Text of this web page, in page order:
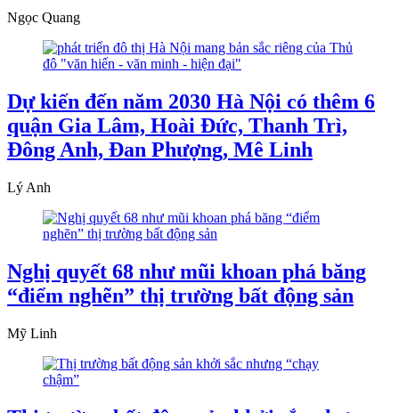
Ngọc Quang
Dự kiến đến năm 2030 Hà Nội có thêm 6
quận Gia Lâm, Hoài Đức, Thanh Trì,
Đông Anh, Đan Phượng, Mê Linh
Lý Anh
Nghị quyết 68 như mũi khoan phá băng
“điểm nghẽn” thị trường bất động sản
Mỹ Linh